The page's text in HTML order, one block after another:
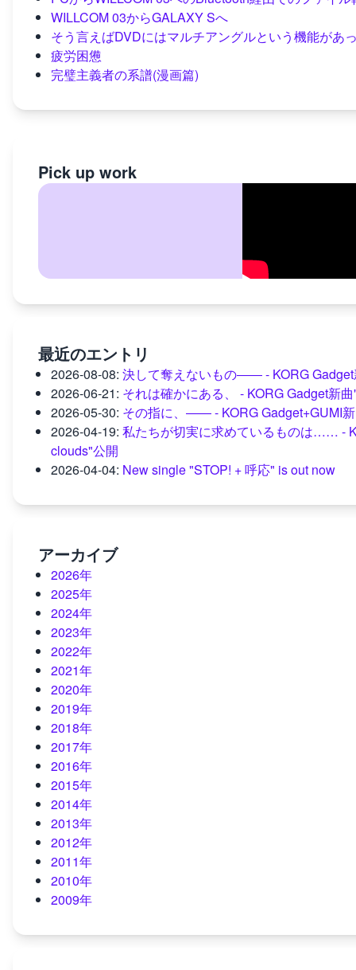
WILLCOM 03からGALAXY Sへ
そう言えばDVDにはマルチアングルという機能があ
疲労困憊
完璧主義者の系譜(漫画篇)
Pick up work
最近のエントリ
2026-08-08: 決して奪えないもの―― - KORG
2026-06-21: それは確かにある、 - KORG Gadget新
2026-05-30: その指に、―― - KORG Gadget+GUMI
2026-04-19: 私たちが切実に求めているものは…… -
clouds"公開
2026-04-04: New single "STOP! + 呼応" is out now
アーカイブ
2026年
2025年
2024年
2023年
2022年
2021年
2020年
2019年
2018年
2017年
2016年
2015年
2014年
2013年
2012年
2011年
2010年
2009年